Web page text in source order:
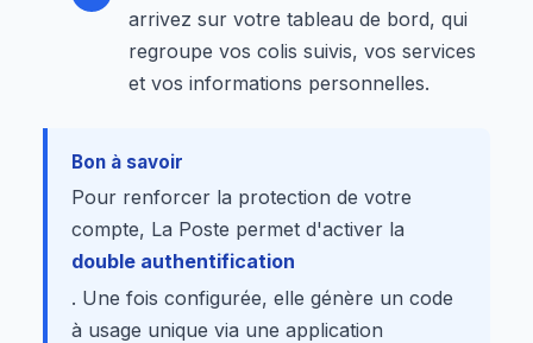
arrivez sur votre tableau de bord, qui
regroupe vos colis suivis, vos services
et vos informations personnelles.
Bon à savoir
Pour renforcer la protection de votre
compte, La Poste permet d'activer la
double authentification
. Une fois configurée, elle génère un code
à usage unique via une application